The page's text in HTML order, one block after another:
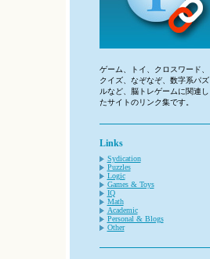
ゲーム、トイ、クロスワード、
クイズ、なぞなぞ、数字系パズ
ルなど、脳トレゲームに関連し
たサイトのリンク集です。
Links
Sydication
Puzzles
Logic
Games & Toys
IQ
Math
Academic
Personal & Blogs
Other